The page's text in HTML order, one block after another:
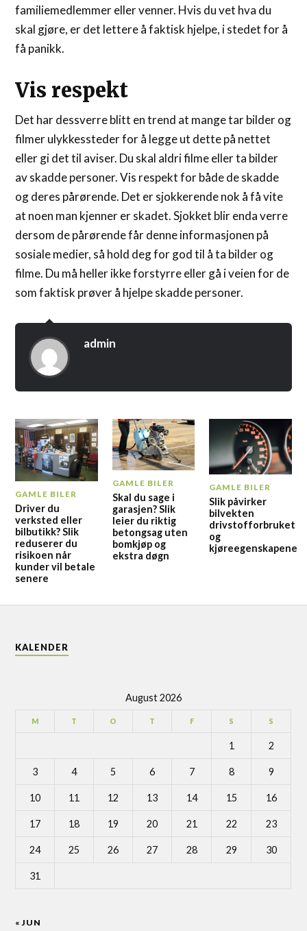
familiemedlemmer eller venner. Hvis du vet hva du
skal gjøre, er det lettere å faktisk hjelpe, i stedet for å
få panikk.
Vis respekt
Det har dessverre blitt en trend at mange tar bilder og
filmer ulykkessteder for å legge ut dette på nettet
eller gi det til aviser. Du skal aldri filme eller ta bilder
av skadde personer. Vis respekt for både de skadde
og deres pårørende. Det er sjokkerende nok å få vite
at noen man kjenner er skadet. Sjokket blir enda verre
dersom de pårørende får denne informasjonen på
sosiale medier, så hold deg for god til å ta bilder og
filme. Du må heller ikke forstyrre eller gå i veien for de
som faktisk prøver å hjelpe skadde personer.
admin
GAMLE BILER
Driver du
verksted eller
bilbutikk? Slik
reduserer du
risikoen når
kunder vil betale
senere
GAMLE BILER
Skal du sage i
garasjen? Slik
leier du riktig
betongsag uten
bomkjøp og
ekstra døgn
GAMLE BILER
Slik påvirker
bilvekten
drivstofforbruket
og
kjøreegenskapene
KALENDER
August 2026
M T O T F S S
1 2
3 4 5 6 7 8 9
10 11 12 13 14 15 16
17 18 19 20 21 22 23
24 25 26 27 28 29 30
31
« JUN